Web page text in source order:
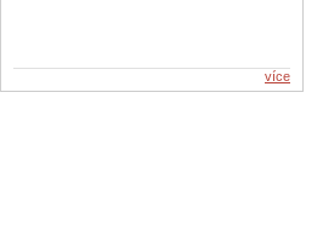
více